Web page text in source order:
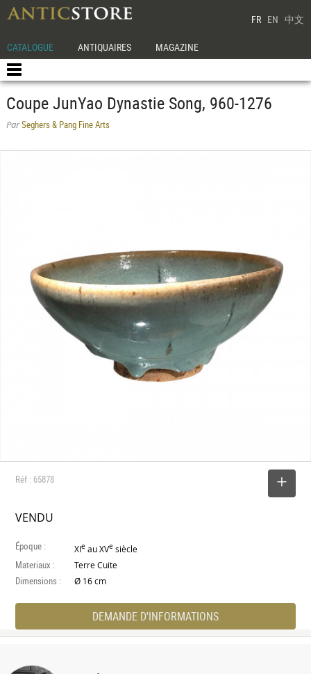
FR EN 中文
CATALOGUE ANTIQUAIRES MAGAZINE
Coupe JunYao Dynastie Song, 960-1276
ParSeghers & Pang Fine Arts
Réf : 65878
VENDU
Époque : XIe au XVe siècle
Materiaux : Terre Cuite
Dimensions : Ø 16 cm
DEMANDE D'INFORMATIONS